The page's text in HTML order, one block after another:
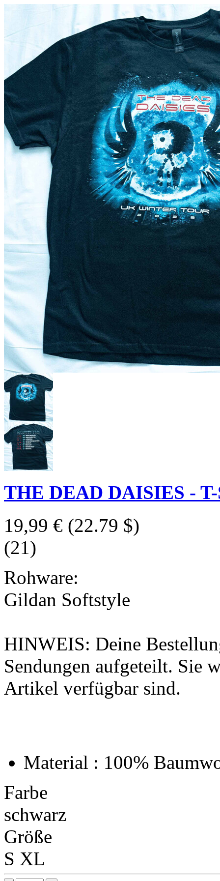
THE DEAD DAISIES -
19,99 € (22.79 $)
(21)
Rohware:
Gildan Softstyle
HINWEIS: Deine
Sendungen aufgeteilt. Sie
Artikel verfügbar sind.
Material : 100%
Farbe
schwarz
Größe
S XL